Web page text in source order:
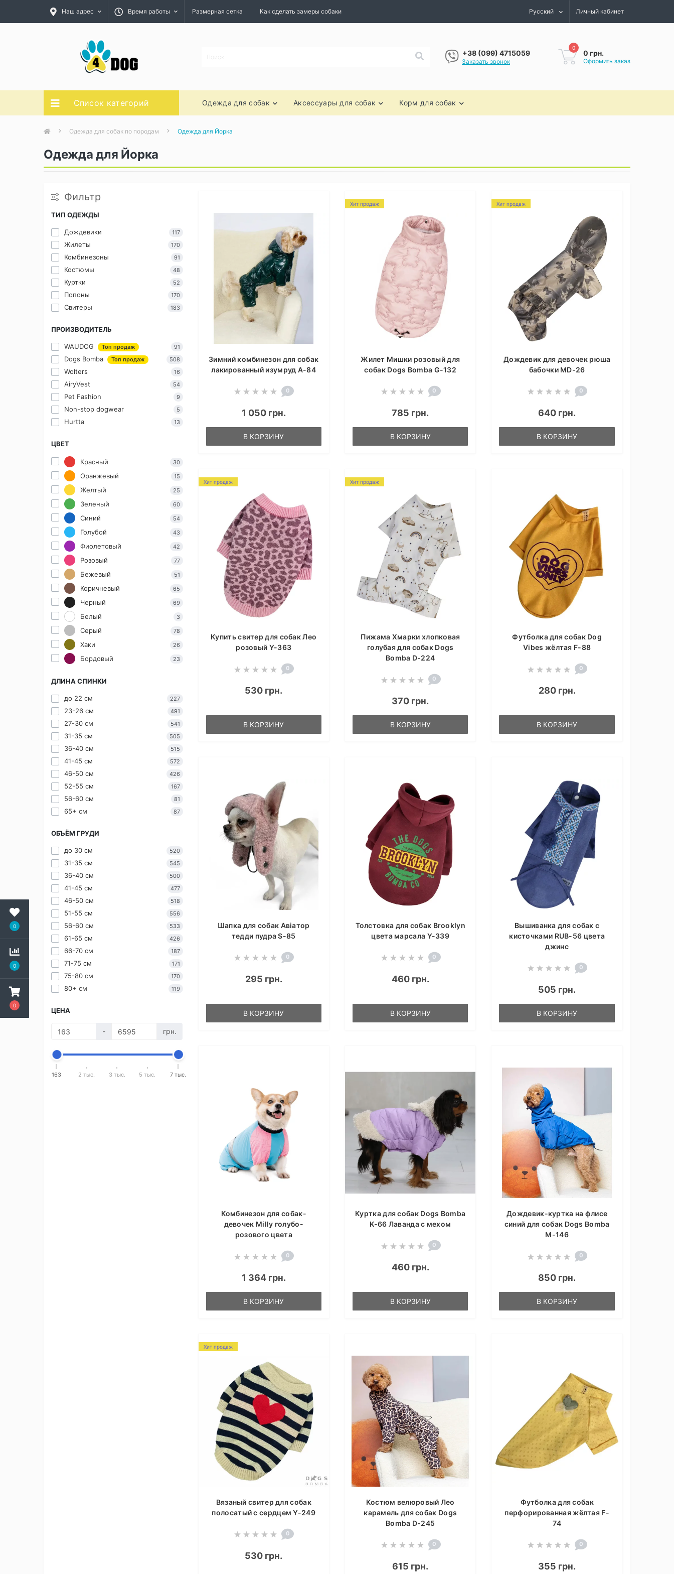
0
0
0
Наш адрес Время работы Размерная сетка Как сделать замеры собаки Русский Личный кабинет
+38 (099) 4715059
Заказать звонок
0
0 грн.
Оформить заказ
Список категорий Одежда для собак Аксессуары для собак Корм для собак
Одежда для собак по породам Одежда для Йорка
Одежда для Йорка
Фильтр
ТИП ОДЕЖДЫ
Дождевики 117
Жилеты 170
Комбинезоны 91
Костюмы 48
Куртки 52
Попоны 170
Свитеры 183
ПРОИЗВОДИТЕЛЬ
WAUDOG Топ продаж 91
Dogs Bomba Топ продаж 508
Wolters 16
AiryVest 54
Pet Fashion 9
Non-stop dogwear 5
Hurtta 13
ЦВЕТ
Красный 30
Оранжевый 15
Желтый 25
Зеленый 60
Синий 54
Голубой 43
Фиолетовый 42
Розовый 77
Бежевый 51
Коричневый 65
Черный 69
Белый 3
Серый 78
Хаки 26
Бордовый 23
ДЛИНА СПИНКИ
до 22 см 227
23-26 см 491
27-30 см 541
31-35 см 505
36-40 см 515
41-45 см 572
46-50 см 426
52-55 см 167
56-60 см 81
65+ см 87
ОБЪЁМ ГРУДИ
до 30 см 520
31-35 см 545
36-40 см 500
41-45 см 477
46-50 см 518
51-55 см 556
56-60 см 533
61-65 см 426
66-70 см 187
71-75 см 171
75-80 см 170
80+ см 119
ЦЕНА
- грн.
163 2 тыс. 3 тыс. 5 тыс. 7 тыс.
Зимний комбинезон для собак
лакированный изумруд A-84
0
1 050 грн.
В КОРЗИНУ
Хит продаж
Жилет Мишки розовый для
собак Dogs Bomba G-132
0
785 грн.
В КОРЗИНУ
Хит продаж
Дождевик для девочек рюша
бабочки MD-26
0
640 грн.
В КОРЗИНУ
Хит продаж
Купить свитер для собак Лео
розовый Y-363
0
530 грн.
В КОРЗИНУ
Хит продаж
Пижама Хмарки хлопковая
голубая для собак Dogs
Bomba D-224
0
370 грн.
В КОРЗИНУ
Футболка для собак Dog
Vibes жёлтая F-88
0
280 грн.
В КОРЗИНУ
Шапка для собак Авіатор
тедди пудра S-85
0
295 грн.
В КОРЗИНУ
Толстовка для собак Brooklyn
цвета марсала Y-339
0
460 грн.
В КОРЗИНУ
Вышиванка для собак с
кисточками RUB-56 цвета
джинс
0
505 грн.
В КОРЗИНУ
Комбинезон для собак-
девочек Milly голубо-
розового цвета
0
1 364 грн.
В КОРЗИНУ
Куртка для собак Dogs Bomba
K-66 Лаванда с мехом
0
460 грн.
В КОРЗИНУ
Дождевик-куртка на флисе
синий для собак Dogs Bomba
M-146
0
850 грн.
В КОРЗИНУ
Хит продаж
Вязаный свитер для собак
полосатый с сердцем Y-249
0
530 грн.
Костюм велюровый Лео
карамель для собак Dogs
Bomba D-245
0
615 грн.
Футболка для собак
перфорированная жёлтая F-
74
0
355 грн.